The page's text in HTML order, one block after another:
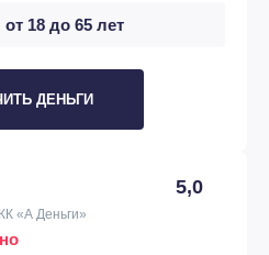
от 18 до 65 лет
ДЕНЬГИ
5,0
«А Деньги»